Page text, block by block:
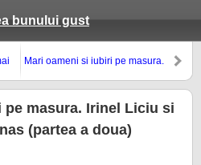
bunului gust
Mari oameni si iubiri pe masura.
Doinas
masura. Irinel Liciu si
(partea a doua)